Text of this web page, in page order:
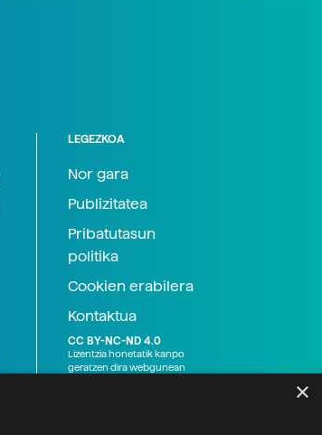
LEGEZKOA
Nor gara
Publizitatea
Pribatutasun
politika
Cookien erabilera
Kontaktua
CC BY-NC-ND 4.0
Lizentzia honetatik kanpo
geratzen dira webgunean
×